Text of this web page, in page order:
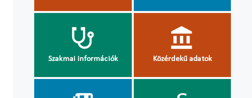
Szakmai információk Közérdekű adatok